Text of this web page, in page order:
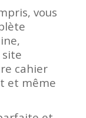
vous
site
cahier
et même